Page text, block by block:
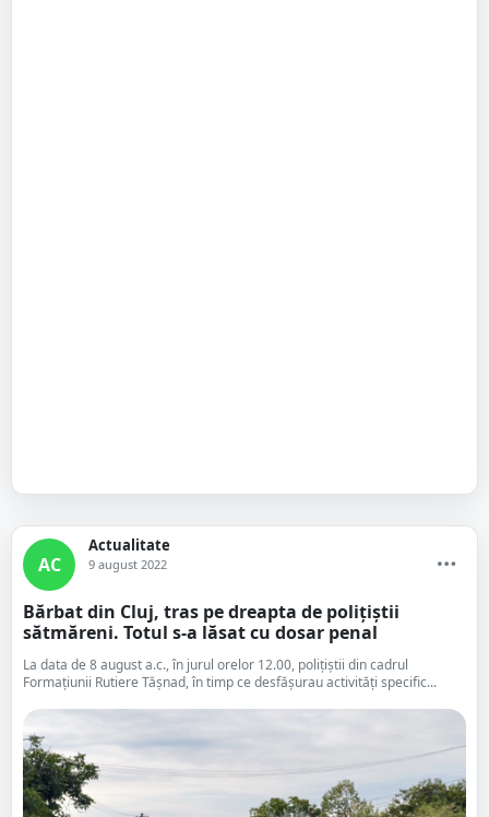
AC
Actualitate
9 august 2022
Bărbat din Cluj, tras pe dreapta de polițiștii
sătmăreni. Totul s-a lăsat cu dosar penal
La data de 8 august a.c., în jurul orelor 12.00, polițiștii din cadrul
Formațiunii Rutiere Tășnad, în timp ce desfășurau activități specific...